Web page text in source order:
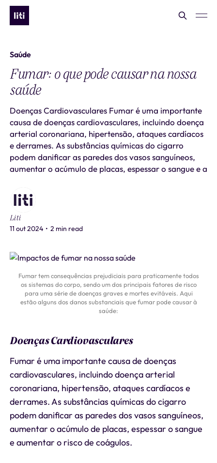
Saúde
Fumar: o que pode causar na nossa
saúde
Doenças Cardiovasculares Fumar é uma importante
causa de doenças cardiovasculares, incluindo doença
arterial coronariana, hipertensão, ataques cardíacos
e derrames. As substâncias químicas do cigarro
podem danificar as paredes dos vasos sanguíneos,
aumentar o acúmulo de placas, espessar o sangue e a
Liti
11 out 2024 • 2 min read
Fumar tem consequências prejudiciais para praticamente todos
os sistemas do corpo, sendo um dos principais fatores de risco
para uma série de doenças graves e mortes evitáveis. Aqui
estão alguns dos danos substanciais que fumar pode causar à
saúde:
Doenças Cardiovasculares
Fumar é uma importante causa de doenças
cardiovasculares, incluindo doença arterial
coronariana, hipertensão, ataques cardíacos e
derrames. As substâncias químicas do cigarro
podem danificar as paredes dos vasos sanguíneos,
aumentar o acúmulo de placas, espessar o sangue
e aumentar o risco de coágulos.